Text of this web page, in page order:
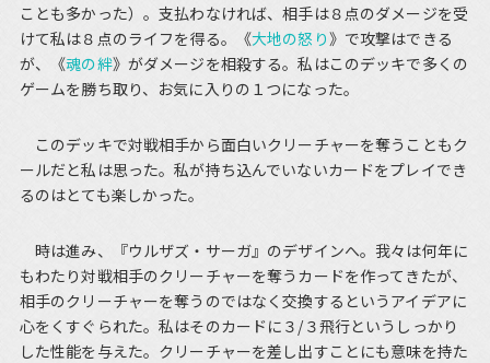
ことも多かった）。支払わなければ、相手は８点のダメージを受
けて私は８点のライフを得る。《大地の怒り》で攻撃はできる
が、《魂の絆》がダメージを相殺する。私はこのデッキで多くの
ゲームを勝ち取り、お気に入りの１つになった。
このデッキで対戦相手から面白いクリーチャーを奪うこともク
ールだと私は思った。私が持ち込んでいないカードをプレイでき
るのはとても楽しかった。
時は進み、『ウルザズ・サーガ』のデザインへ。我々は何年に
もわたり対戦相手のクリーチャーを奪うカードを作ってきたが、
相手のクリーチャーを奪うのではなく交換するというアイデアに
心をくすぐられた。私はそのカードに３/３飛行というしっかり
した性能を与えた。クリーチャーを差し出すことにも意味を持た